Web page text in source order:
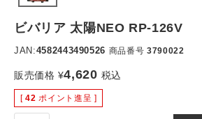
ビバリア 太陽NEO RP-126V
JAN:4582443490526 商品番号 3790022
販売価格 ¥4,620 税込
[ 42 ポイント進呈 ]